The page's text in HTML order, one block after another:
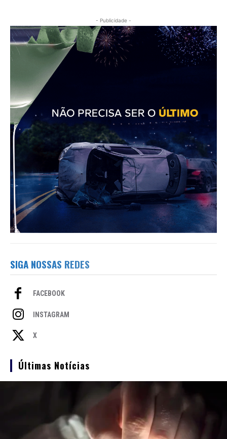
- Publicidade -
SIGA NOSSAS REDES
FACEBOOK
INSTAGRAM
X
Últimas Notícias